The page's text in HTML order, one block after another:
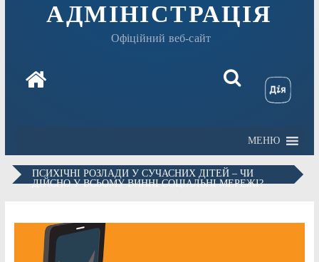
АДМІНІСТРАЦІЯ
Офіційний веб-сайт
МЕНЮ
ПСИХІЧНІ РОЗЛАДИ У СУЧАСНИХ ДІТЕЙ – ЧИ
ДІЙСНО У ВСЬОМУ ВИННІ СОЦІАЛЬНІ МЕРЕЖІ?